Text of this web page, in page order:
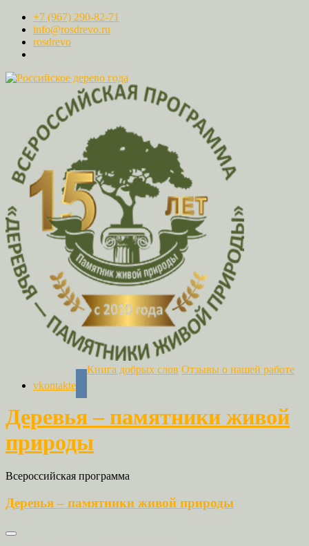
+7 (967) 290-82-71
info@rosdrevo.ru
rosdrevo
vkontakte
Книга добрых слов Отзывы о нашей работе
Деревья – памятники живой
природы
Всероссийская программа
Деревья – памятники живой природы